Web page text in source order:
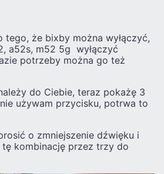
że bixby można wyłączyć,
a52s, m52 5g wyłączyć
potrzeby można go też
do Ciebie, teraz pokażę 3
używam przycisku, potrwa to
o zmniejszenie dźwięku i
kombinację przez trzy do